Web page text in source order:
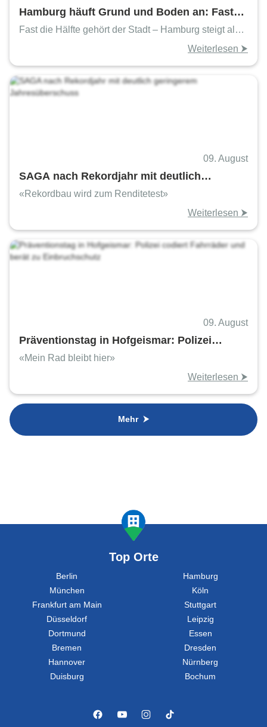
Hamburg häuft Grund und Boden an: Fast
die Hälfte der Stadtfläche in öffentlicher
Fast die Hälfte gehört der Stadt – Hamburg steigt als
Weiterlesen ⮞
09. August
SAGA nach Rekordjahr mit deutlich
geringerem Jahresüberschuss
«Rekordbau wird zum Renditetest»
Weiterlesen ⮞
09. August
Präventionstag in Hofgeismar: Polizei
codiert Fahrräder und berät zu
«Mein Rad bleibt hier»
Weiterlesen ⮞
Mehr ⮞
Top Orte
Berlin
Hamburg
München
Köln
Frankfurt am Main
Stuttgart
Düsseldorf
Leipzig
Dortmund
Essen
Bremen
Dresden
Hannover
Nürnberg
Duisburg
Bochum